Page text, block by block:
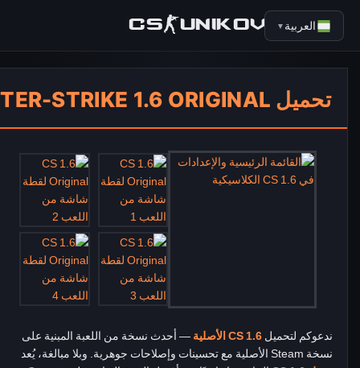
CS-UNIKOV.NET
العربية ▼
تحميل COUNTER-STRIKE 1.6 ORIGINAL
ندعوكم لتحميل CS 1.6 الأصلية
— أحدث نسخة من اللعبة المبنية على
نسخة Steam الأصلية مع تحسينات وإصلاحات جوهرية. وبلا مبالغة، يُعد